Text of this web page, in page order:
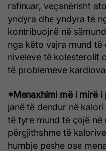
rafinuar, veçanërisht
yndyra dhe yndyra të
kontribuojnë në
nga këto vajra mund të
niveleve të kolesterolit
të problemeve
*Menaxhimi më i mirë i
janë të dendur në
të tyre mund të çojë në
përgjithshme të
humbje peshe ose